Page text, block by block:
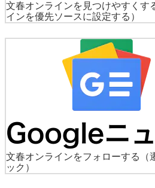
文春オンラインを見つけやすくす
インを優先ソースに設定する）
文春オンラインをフォローする
ック）